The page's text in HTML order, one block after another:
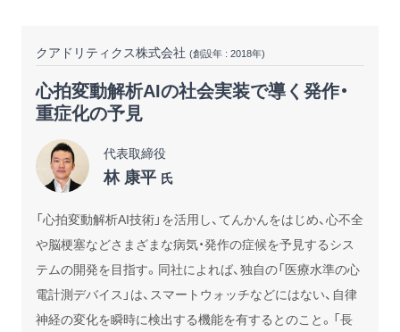
クアドリティクス株式会社 (創設年 : 2018年)
心拍変動解析AIの社会実装で導く発作・
重症化の予見
代表取締役
林 康平 氏
「心拍変動解析AI技術」を活用し、てんかんをはじめ、心不全
や脳梗塞などさまざまな病気・発作の症候を予見するシス
テムの開発を目指す。同社によれば、独自の「医療水準の心
電計測デバイス」は、スマートウォッチなどにはない、自律
神経の変化を瞬時に検出する機能を有するとのこと。「長